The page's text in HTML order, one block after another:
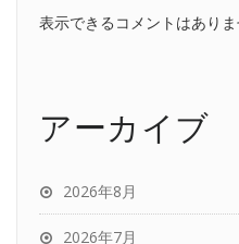
表示できるコメントはありま
アーカイブ
2026年8月
2026年7月